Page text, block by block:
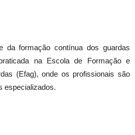
da formação contínua dos guardas
na Escola de Formação e
(Efag), onde os profissionais são
especializados.